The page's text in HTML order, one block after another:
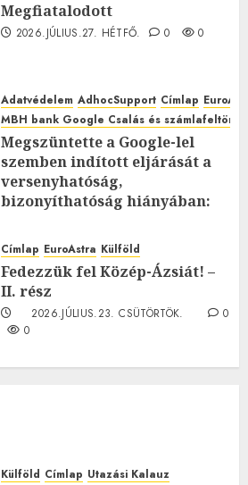
Megfiatalodott
2026.JÚLIUS.27. HÉTFŐ. 0 0
Adatvédelem AdhocSupport Címlap
MBH bank Google Csalás és
Megszüntette a Google-lel
szemben indított eljárását a
versenyhatóság,
bizonyíthatóság hiányában:
2026.JÚLIUS.23. CSÜTÖRTÖK.
0
Címlap EuroAstra Külföld
Fedezzük fel Közép-Ázsiát! –
II. rész
2026.JÚLIUS.23. CSÜTÖRTÖK.
0
0
Külföld Címlap Utazási Kalauz